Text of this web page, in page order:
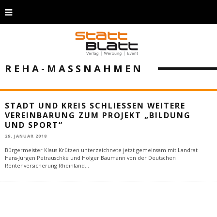
REHA-MASSNAHMEN
STADT UND KREIS SCHLIESSEN WEITERE V
EREINBARUNG ZUM PROJEKT „BILDUNG U
ND SPORT“
29. JANUAR 2018
Bürgermeister Klaus Krützen unterzeichnete jetzt gemeinsam mit Landrat
Hans-Jürgen Petrauschke und Holger Baumann von der Deutschen
Rentenversicherung Rheinland...